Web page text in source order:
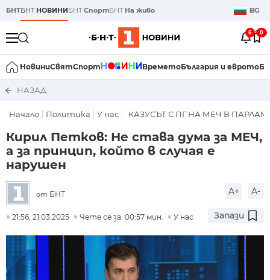
БНТБНТ НОВИНИБНТСпортБНТ На живо BG
6 0
НовиниСвятСпорт ВреметоБългария и еврото
НАЗАД
Начало Политика У нас КАЗУСЪТ С ПГ НА МЕЧ В
Кирил Петков: Не става дума за МЕЧ,
а за принцип, който в случая е
нарушен
от БНТ A+ A-
21:56, 21.03.2025 Чете се за: 00:57 мин. У нас Запази